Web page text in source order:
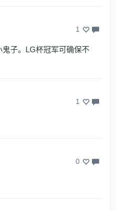
1
子。LG杯冠军可确保不
1
0